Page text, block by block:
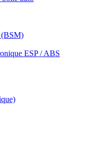
(BSM)
ESP / ABS